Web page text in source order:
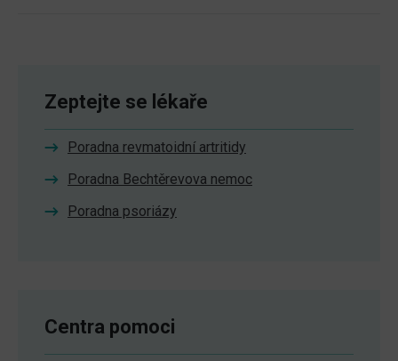
Zeptejte se lékaře
Poradna revmatoidní artritidy
Poradna Bechtěrevova nemoc
Poradna psoriázy
Centra pomoci